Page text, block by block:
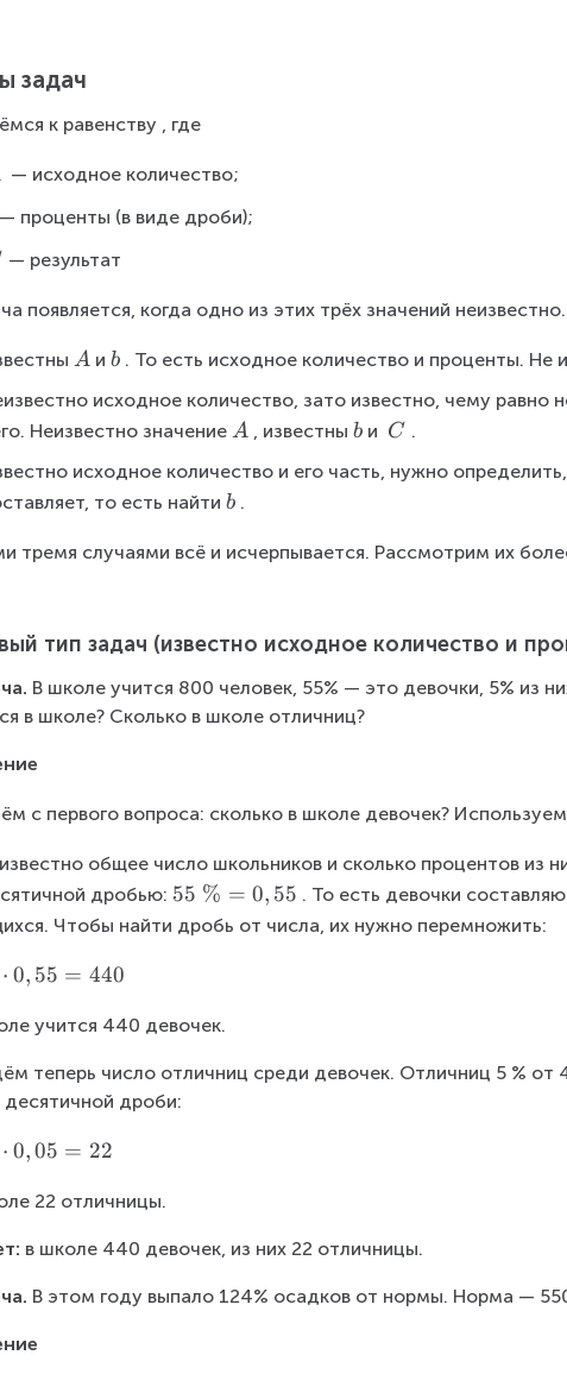
задач
к равенству , где
— исходное количество;
— проценты (в виде дроби);
— результат
появляется, когда одно из этих трёх значений неизвестно.
\
A
A и \
b
b . То есть исходное количество и проценты. Не
исходное количество, зато известно, чему равно
Неизвестно значение \
A
A , известны \
b
b и \
C
C .
исходное количество и его часть, нужно
то есть найти \
b
b .
тремя случаями всё и исчерпывается. Рассмотрим их
тип задач (известно исходное количество и
В школе учится 800 человек, 55% — это девочки, 5%
в школе? Сколько в школе отличниц?
с первого вопроса: сколько в школе девочек?
общее число школьников и сколько процентов из
дробью: 5
5
=
5
5
55 % = 0, 55 . То есть девочки
Чтобы найти дробь от числа, их нужно перемножить:
⋅ 0, 55 = 440
учится 440 девочек.
теперь число отличниц среди девочек. Отличниц 5 % от
десятичной дроби:
⋅ 0,05 = 22
22 отличницы.
в школе 440 девочек, из них 22 отличницы.
В этом году выпало 124% осадков от нормы. Норма —